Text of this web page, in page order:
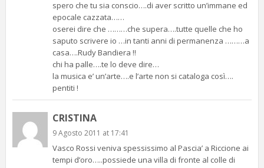
spero che tu sia conscio….di aver scritto un’immane ed
epocale cazzata……
oserei dire che ………che supera….tutte quelle che ho
saputo scrivere io …in tanti anni di permanenza ………a
casa….Rudy Bandiera !!
chi ha palle….te lo deve dire…
la musica e’ un’arte….e l’arte non si cataloga così….
pentiti !
CRISTINA
9 Agosto 2011 at 17:41
Vasco Rossi veniva spessissimo al Pascia’ a Riccione ai
tempi d’oro…..possiede una villa di fronte al colle di